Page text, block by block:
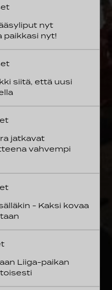
nyt
paikkasi nyt!
siitä, että uusi
jatkavat
vahvempi
- Kaksi kovaa
Liiga-paikan